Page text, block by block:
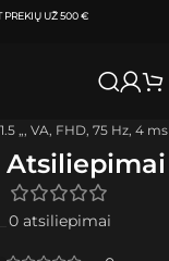
0-3 DARBO DIENAS.
„, VA, FHD, 75 Hz, 4 ms
Atsiliepimai
0 atsiliepimai